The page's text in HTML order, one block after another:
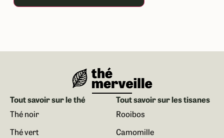
Tout savoir sur le thé
Thé noir
Thé vert
Tout savoir sur les tisanes
Rooibos
Camomille